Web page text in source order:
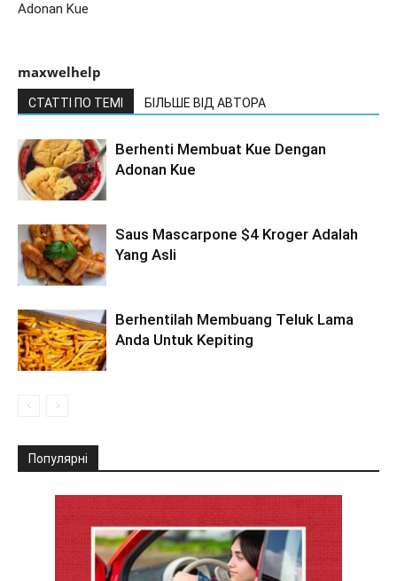
Adonan Kue
maxwelhelp
СТАТТІ ПО ТЕМІ БІЛЬШЕ ВІД АВТОРА
Berhenti Membuat Kue Dengan
Adonan Kue
Saus Mascarpone $4 Kroger Adalah
Yang Asli
Berhentilah Membuang Teluk Lama
Anda Untuk Kepiting
Популярні